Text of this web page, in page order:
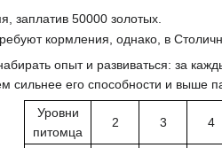
заплатив 50000 золотых.
кормления, однако, в
опыт и развиваться: за
сильнее его способности и выше
Уровни
питомца
2 3 4